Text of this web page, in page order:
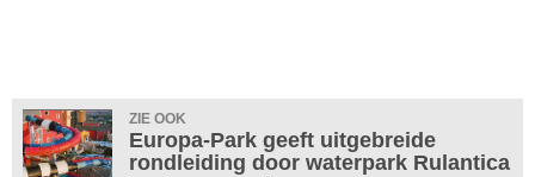
ZIE OOK
Europa-Park geeft uitgebreide
rondleiding door waterpark Rulantica